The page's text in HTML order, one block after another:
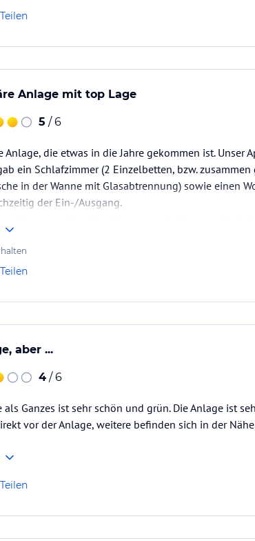
Teilen
Anlage mit top Lage
5 / 6
Anlage, die etwas in die Jahre gekommen ist. Unser
ein Schlafzimmer (2 Einzelbetten, bzw.
in der Wanne mit Glasabtrennung) sowie einen
der Ein-/Ausgang.
hellhörig (gerade Abwasser…
Teilen
aber ...
4 / 6
als Ganzes ist sehr schön und grün. Die Anlage ist
vor der Anlage, weitere befinden sich in der
Teilen